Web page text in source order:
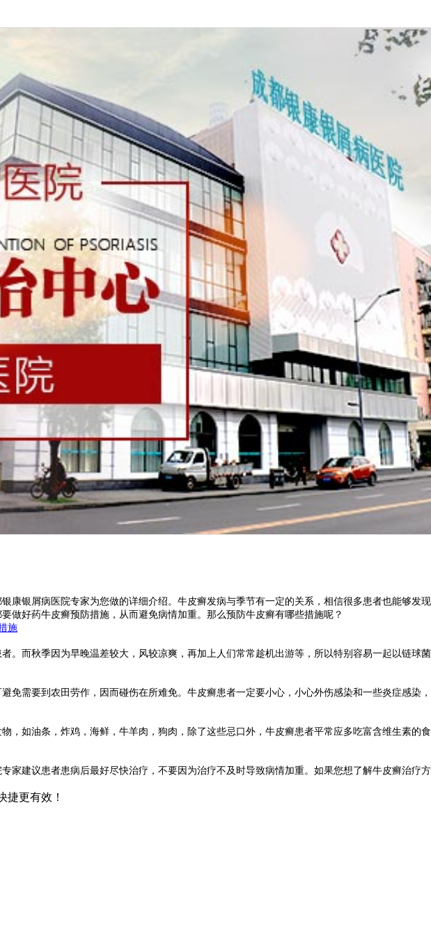
银屑病医院专家为您做的详细介绍。牛皮癣发病与季节有一定的关系，相信很多患者也能够发现
做好药牛皮癣预防措施，从而避免病情加重。那么预防牛皮癣有哪些措施呢？
而秋季因为早晚温差较大，风较凉爽，再加上人们常常趁机出游等，所以特别容易一起以链球菌
需要到农田劳作，因而碰伤在所难免。牛皮癣患者一定要小心，小心外伤感染和一些炎症感染，
如油条，炸鸡，海鲜，牛羊肉，狗肉，除了这些忌口外，牛皮癣患者平常应多吃富含维生素的食
建议患者患病后最好尽快治疗，不要因为治疗不及时导致病情加重。如果您想了解牛皮癣治疗方
捷更有效！